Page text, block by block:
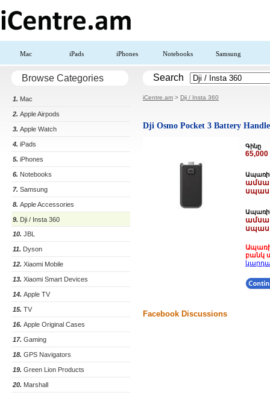
Mac iPads iPhones Notebooks Samsung
Browse Categories
1. Mac
2. Apple Airpods
3. Apple Watch
4. iPads
5. iPhones
6. Notebooks
7. Samsung
8. Apple Accessories
9. Dji / Insta 360
10. JBL
11. Dyson
12. Xiaomi Mobile
13. Xiaomi Smart Devices
14. Apple TV
15. TV
16. Apple Original Cases
17. Gaming
18. GPS Navigators
19. Green Lion Products
20. Marshall
Search
iCentre.am > Dji / Insta 360
Dji Osmo Pocket 3 Battery Handle
Գինը
բանկ
Facebook Discussions